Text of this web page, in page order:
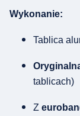
Wykonanie:
Tablica
tablicach)
Z